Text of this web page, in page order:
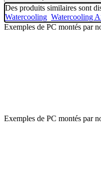
Des produits similaires sont
Watercooling Watercooling
Exemples de PC montés par
Exemples de PC montés par